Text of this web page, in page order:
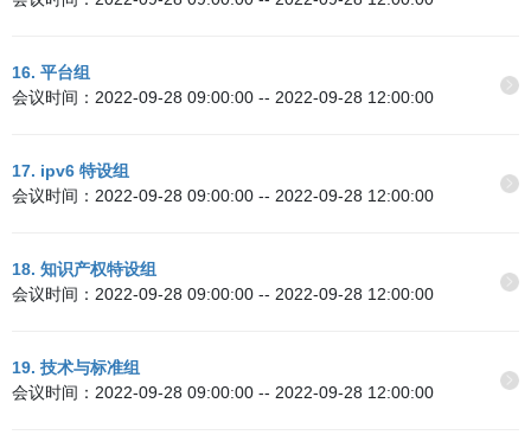
16. 平台组
会议时间：2022-09-28 09:00:00 -- 2022-09-28 12:00:00
17. ipv6 特设组
会议时间：2022-09-28 09:00:00 -- 2022-09-28 12:00:00
18. 知识产权特设组
会议时间：2022-09-28 09:00:00 -- 2022-09-28 12:00:00
19. 技术与标准组
会议时间：2022-09-28 09:00:00 -- 2022-09-28 12:00:00